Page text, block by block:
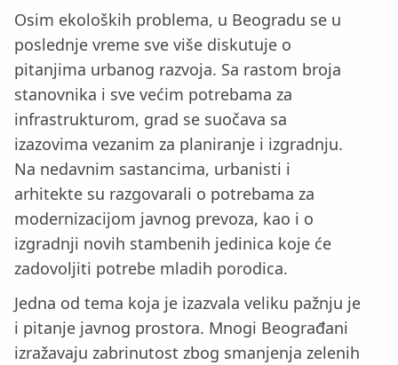
Osim ekoloških problema, u Beogradu se u
poslednje vreme sve više diskutuje o
pitanjima urbanog razvoja. Sa rastom broja
stanovnika i sve većim potrebama za
infrastrukturom, grad se suočava sa
izazovima vezanim za planiranje i izgradnju.
Na nedavnim sastancima, urbanisti i
arhitekte su razgovarali o potrebama za
modernizacijom javnog prevoza, kao i o
izgradnji novih stambenih jedinica koje će
zadovoljiti potrebe mladih porodica.
Jedna od tema koja je izazvala veliku pažnju je
i pitanje javnog prostora. Mnogi Beograđani
izražavaju zabrinutost zbog smanjenja zelenih